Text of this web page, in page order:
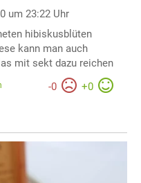
um 23:22 Uhr
hibiskusblüten
kann man auch
mit sekt dazu reichen
-0 +0